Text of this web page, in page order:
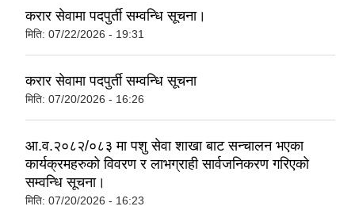
करार सेवामा पदपुर्ती सम्वन्धि सूचना।
मिति: 07/22/2026 - 19:31
करार सेवामा पदपुर्ती सम्वन्धि सूचना
मिति: 07/20/2026 - 16:26
आ.व.२०८२/०८३ मा पशु सेवा शाखा बाट सन्चालन भएका
कार्यक्रमहरुको विवरण र लाभग्राही सार्वजनिकरण गरिएको
सम्वन्धि सूचना।
मिति: 07/20/2026 - 16:23